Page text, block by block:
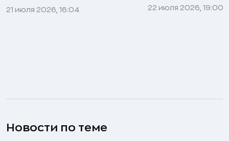
21 июля 2026, 16:04 22 июля 2026, 19:00
Новости по теме